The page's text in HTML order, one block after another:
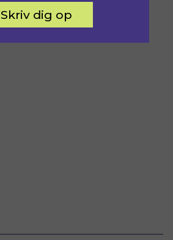
Skriv dig op